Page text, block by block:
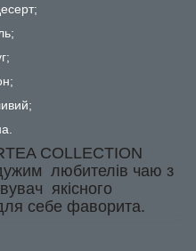
COLLECTION
любителів чаю з
якісного
себе фаворита.